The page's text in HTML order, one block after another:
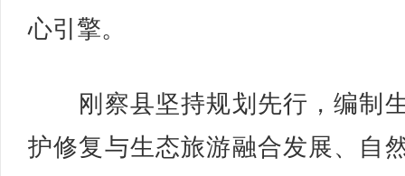
心引擎。
刚察县坚持规划先行，编制
护修复与生态旅游融合发展、自